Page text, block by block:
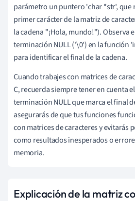
parámetro un puntero 'char *str', que
primer carácter de la matriz de
la cadena "¡Hola, mundo!"). Observa
terminación NULL ('\0') en la función
para identificar el final de la cadena.
Cuando trabajes con matrices de
C, recuerda siempre tener en cuenta
terminación NULL que marca el final
asegurarás de que tus funciones
con matrices de caracteres y evitarás
como resultados inesperados o
memoria.
Explicación de la matriz